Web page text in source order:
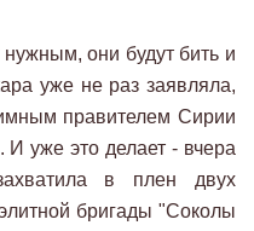
они будут бить и
уже не раз заявляла,
правителем Сирии
И уже это делает - вчера
в плен двух
бригады "Соколы